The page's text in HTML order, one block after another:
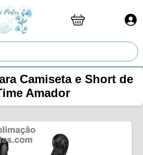
Camiseta e Short de
Amador